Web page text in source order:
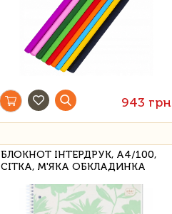
943 грн
БЛОКНОТ ІНТЕРДРУК, А4/100,
СІТКА, М'ЯКА ОБКЛАДИНКА